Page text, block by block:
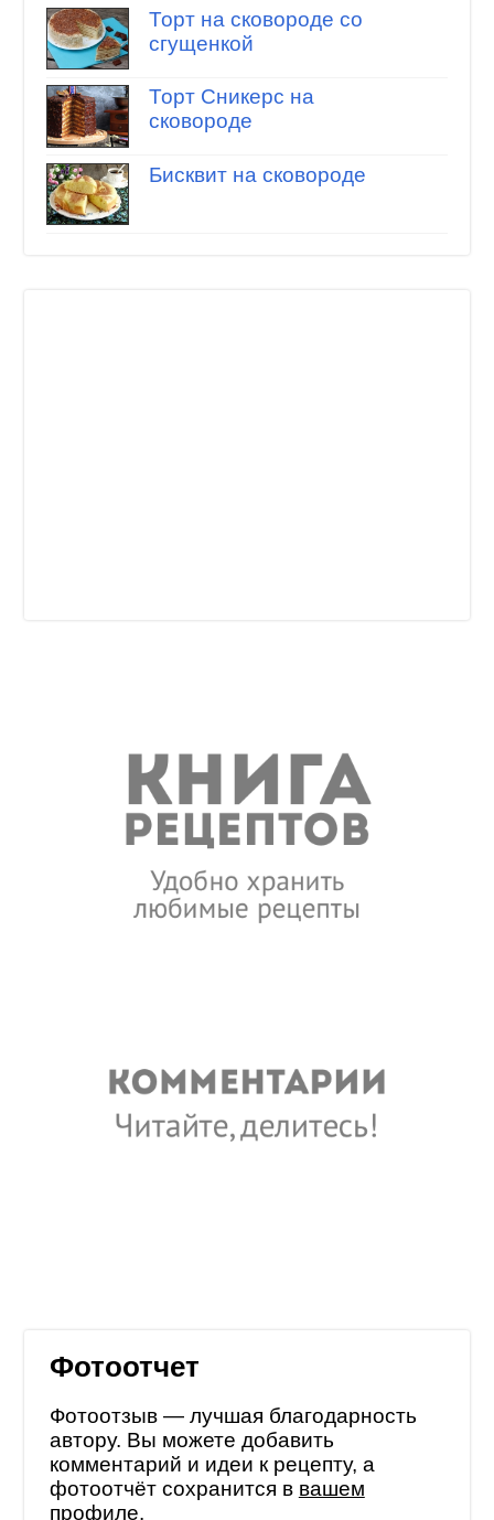
Торт на сковороде со
сгущенкой
Торт Сникерс на
сковороде
Бисквит на сковороде
Фотоотчет
Фотоотзыв — лучшая благодарность
автору. Вы можете добавить
комментарий и идеи к рецепту, а
фотоотчёт сохранится в вашем
профиле.